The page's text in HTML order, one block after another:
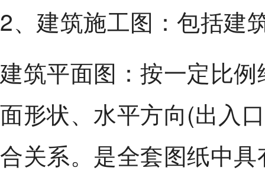
2、建筑施工图：包括建
建筑平面图：按一定比
面形状、水平方向(出入
合关系。是全套图纸中